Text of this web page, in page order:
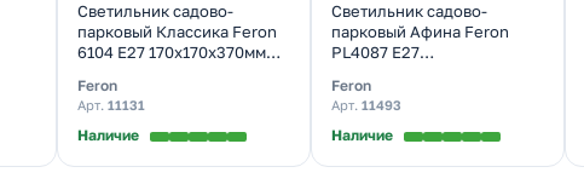
Светильник садово-
парковый Классика Feron
6104 E27 170х170х370мм
постамент)
Feron
Арт. 11131
Наличие
Светильник садово-
парковый Афина Feron
PL4087 E27
золото (столб 2,15м)
Feron
Арт. 11493
Наличие